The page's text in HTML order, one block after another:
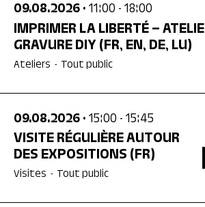
09.08.2026• 11:00 - 18:00
IMPRIMER LA LIBERTÉ –
GRAVURE DIY(FR, EN, DE, LU)
Ateliers - Tout public
09.08.2026• 15:00 - 15:45
VISITE RÉGULIÈRE AUTOUR
DES EXPOSITIONS (FR)
Visites - Tout public